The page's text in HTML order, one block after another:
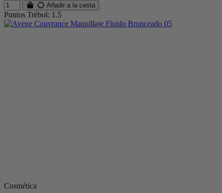
Añadir a la cesta
Puntos Trébol: 1.5
Cosmética